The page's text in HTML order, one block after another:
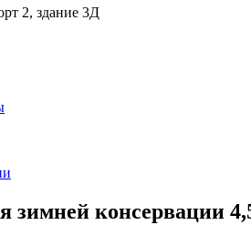
2, здание 3Д
зимней консервации